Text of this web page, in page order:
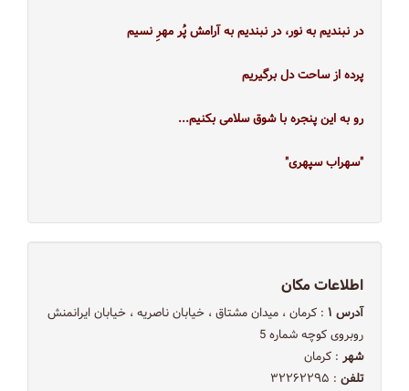
در نبندیم به نور، در نبندیم به آرامش پُر مهرِ نسیم
پرده از ساحت دل برگیریم
رو به این پنجره با شوق سلامی بکنیم...
"سهراب سپهری"
اطلاعات مکان
آدرس ۱
: کرمان ، میدان مشتاق ، خیابان ناصریه ، خیابان ایرانمنش
روبروی کوچه شماره 5
شهر : کرمان
تلفن : ۳۲۲۶۲۲۹۵